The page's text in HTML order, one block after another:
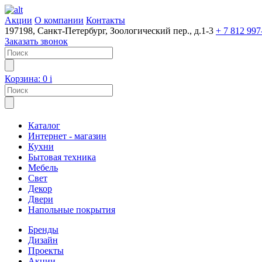
Акции О компании Контакты
197198, Санкт-Петербург, Зоологический пер., д.1-3 + 7 812
Заказать звонок
Корзина: 0 i
Каталог
Интернет - магазин
Кухни
Бытовая техника
Мебель
Свет
Декор
Двери
Напольные покрытия
Бренды
Дизайн
Проекты